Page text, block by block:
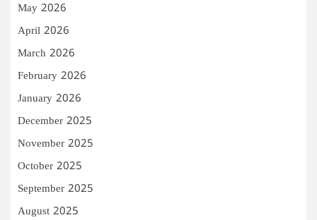
May 2026
April 2026
March 2026
February 2026
January 2026
December 2025
November 2025
October 2025
September 2025
August 2025